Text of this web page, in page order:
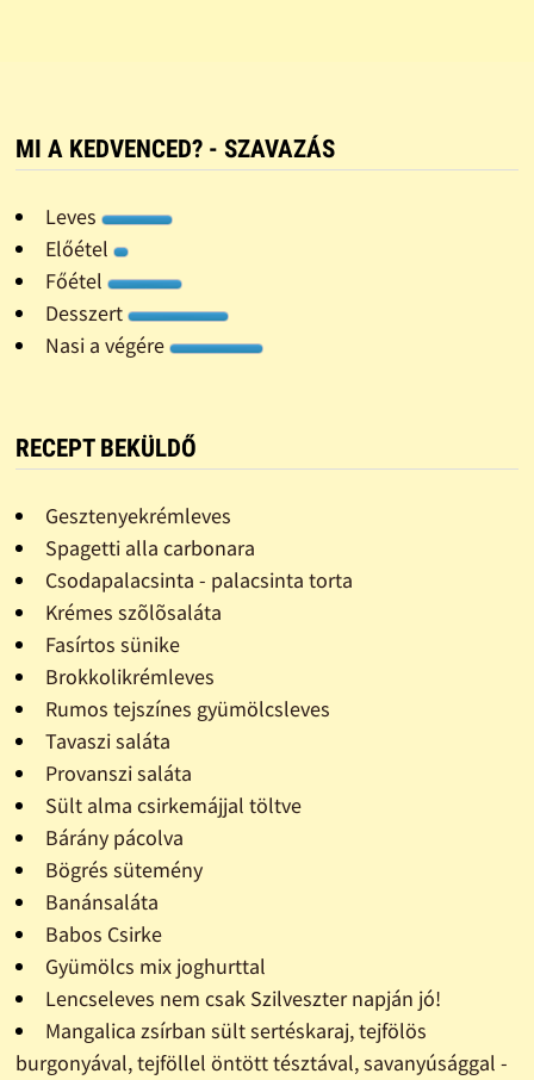
MI A KEDVENCED? - SZAVAZÁS
Leves
Előétel
Főétel
Desszert
Nasi a végére
RECEPT BEKÜLDŐ
Gesztenyekrémleves
Spagetti alla carbonara
Csodapalacsinta - palacsinta torta
Krémes szõlõsaláta
Fasírtos sünike
Brokkolikrémleves
Rumos tejszínes gyümölcsleves
Tavaszi saláta
Provanszi saláta
Sült alma csirkemájjal töltve
Bárány pácolva
Bögrés sütemény
Banánsaláta
Babos Csirke
Gyümölcs mix joghurttal
Lencseleves nem csak Szilveszter napján jó!
Mangalica zsírban sült sertéskaraj, tejfölös
burgonyával, tejföllel öntött tésztával, savanyúsággal -